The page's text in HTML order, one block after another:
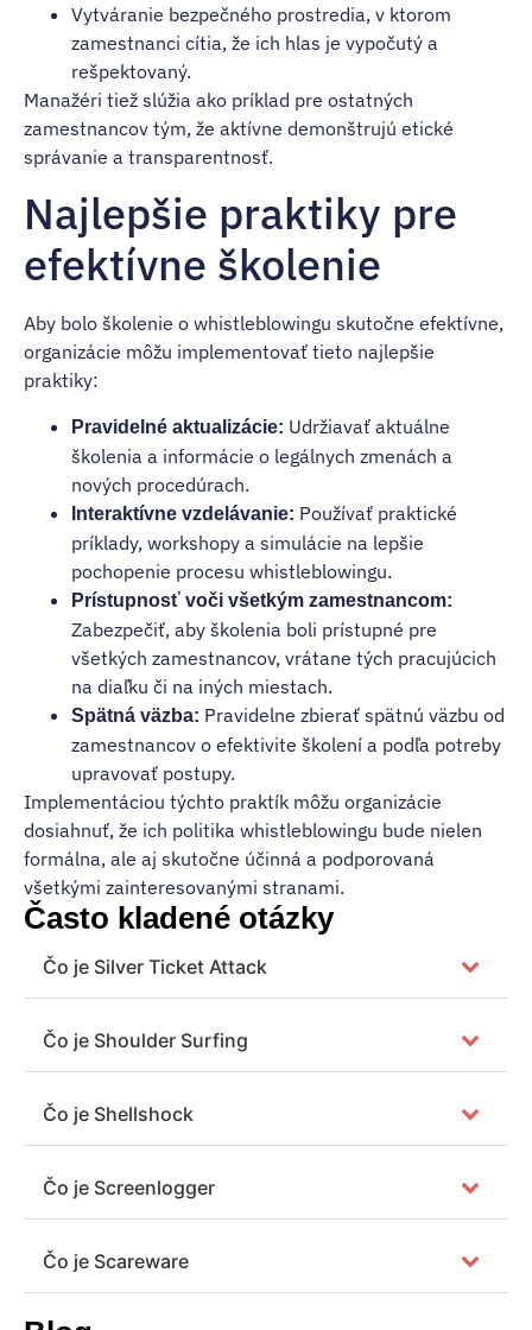
Vytváranie bezpečného prostredia, v ktorom
zamestnanci cítia, že ich hlas je vypočutý a
rešpektovaný.
Manažéri tiež slúžia ako príklad pre ostatných
zamestnancov tým, že aktívne demonštrujú etické
správanie a transparentnosť.
Najlepšie praktiky pre
efektívne školenie
Aby bolo školenie o whistleblowingu skutočne efektívne,
organizácie môžu implementovať tieto najlepšie
praktiky:
Pravidelné aktualizácie: Udržiavať aktuálne
školenia a informácie o legálnych zmenách a
nových procedúrach.
Interaktívne vzdelávanie: Používať praktické
príklady, workshopy a simulácie na lepšie
pochopenie procesu whistleblowingu.
Prístupnosť voči všetkým zamestnancom:
Zabezpečiť, aby školenia boli prístupné pre
všetkých zamestnancov, vrátane tých pracujúcich
na diaľku či na iných miestach.
Spätná väzba: Pravidelne zbierať spätnú väzbu od
zamestnancov o efektivite školení a podľa potreby
upravovať postupy.
Implementáciou týchto praktík môžu organizácie
dosiahnuť, že ich politika whistleblowingu bude nielen
formálna, ale aj skutočne účinná a podporovaná
všetkými zainteresovanými stranami.
Často kladené otázky
Čo je Silver Ticket Attack
Čo je Shoulder Surfing
Čo je Shellshock
Čo je Screenlogger
Čo je Scareware